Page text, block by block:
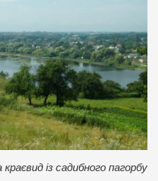
із садибного пагорбу